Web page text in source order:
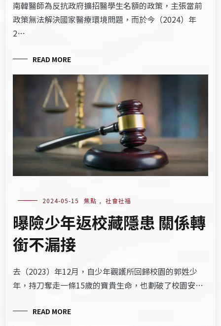
南韓醫師為反抗政府擴招醫學生名額的政策，主張當前
政策無法解決國家醫療環境問題，而於今（2024）年
2…
READ MORE
2024-05-15 焦點 , 社會社福
曝險少年返校藏隱患 關係轉
銜不漏接
去（2023）年12月，自少年觀護所回歸校園的郭姓少
年，持刀奪走一條15歲的寶貴生命，也劃破了校園安…
READ MORE